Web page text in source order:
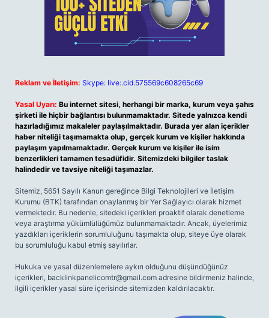
Reklam ve İletişim: Skype: live:.cid.575569c608265c69
Yasal Uyarı: Bu internet sitesi, herhangi bir marka, kurum veya şahıs
şirketi ile hiçbir bağlantısı bulunmamaktadır. Sitede yalnızca kendi
hazırladığımız makaleler paylaşılmaktadır. Burada yer alan içerikler
haber niteliği taşımamakta olup, gerçek kurum ve kişiler hakkında
paylaşım yapılmamaktadır. Gerçek kurum ve kişiler ile isim
benzerlikleri tamamen tesadüfidir. Sitemizdeki bilgiler taslak
halindedir ve tavsiye niteliği taşımazlar.
Sitemiz, 5651 Sayılı Kanun gereğince Bilgi Teknolojileri ve İletişim
Kurumu (BTK) tarafından onaylanmış bir Yer Sağlayıcı olarak hizmet
vermektedir. Bu nedenle, sitedeki içerikleri proaktif olarak denetleme
veya araştırma yükümlülüğümüz bulunmamaktadır. Ancak, üyelerimiz
yazdıkları içeriklerin sorumluluğunu taşımakta olup, siteye üye olarak
bu sorumluluğu kabul etmiş sayılırlar.
Hukuka ve yasal düzenlemelere aykırı olduğunu düşündüğünüz
içerikleri, backlinkpanelicomtr@gmail.com adresine bildirmeniz halinde,
ilgili içerikler yasal süre içerisinde sitemizden kaldırılacaktır.